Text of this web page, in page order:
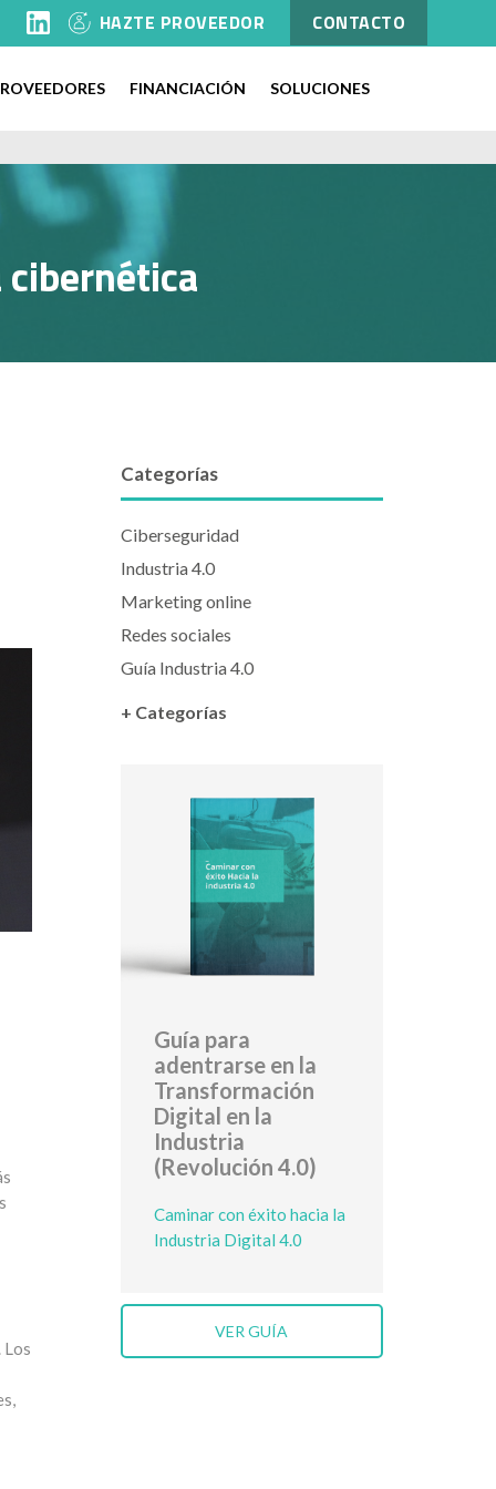
HAZTE PROVEEDOR CONTACTO
FINANCIACIÓN SOLUCIONES
Los
Categorías
Ciberseguridad
Industria 4.0
Marketing online
Redes sociales
Guía Industria 4.0
+ Categorías
Guía para
adentrarse en la
Transformación
Digital en la
Industria
(Revolución 4.0)
Caminar con éxito hacia la
Industria Digital 4.0
VER GUÍA